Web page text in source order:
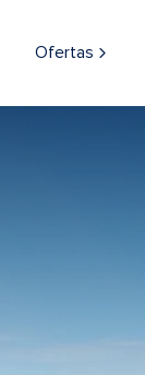
Ofertas